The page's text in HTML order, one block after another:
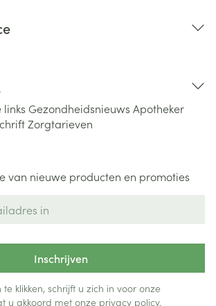
links Gezondheidsnieuws Apotheker
Zorgtarieven
van nieuwe producten en promoties
Inschrijven
klikken, schrijft u zich in voor onze
u akkoord met onze privacy policy.